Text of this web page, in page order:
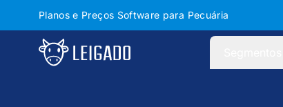
Planos e Preços Software para Pecuária
Leigado